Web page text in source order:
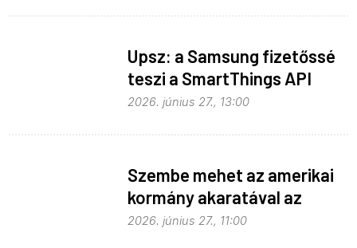
Upsz: a Samsung fizetőssé
teszi a SmartThings API
hozzáférést
2026. június 27., 13:00
Szembe mehet az amerikai
kormány akaratával az
Apple
2026. június 27., 11:00